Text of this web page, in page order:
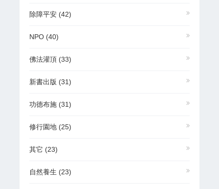
除障平安 (42)
NPO (40)
佛法灌頂 (33)
新書出版 (31)
功德布施 (31)
修行園地 (25)
其它 (23)
自然養生 (23)